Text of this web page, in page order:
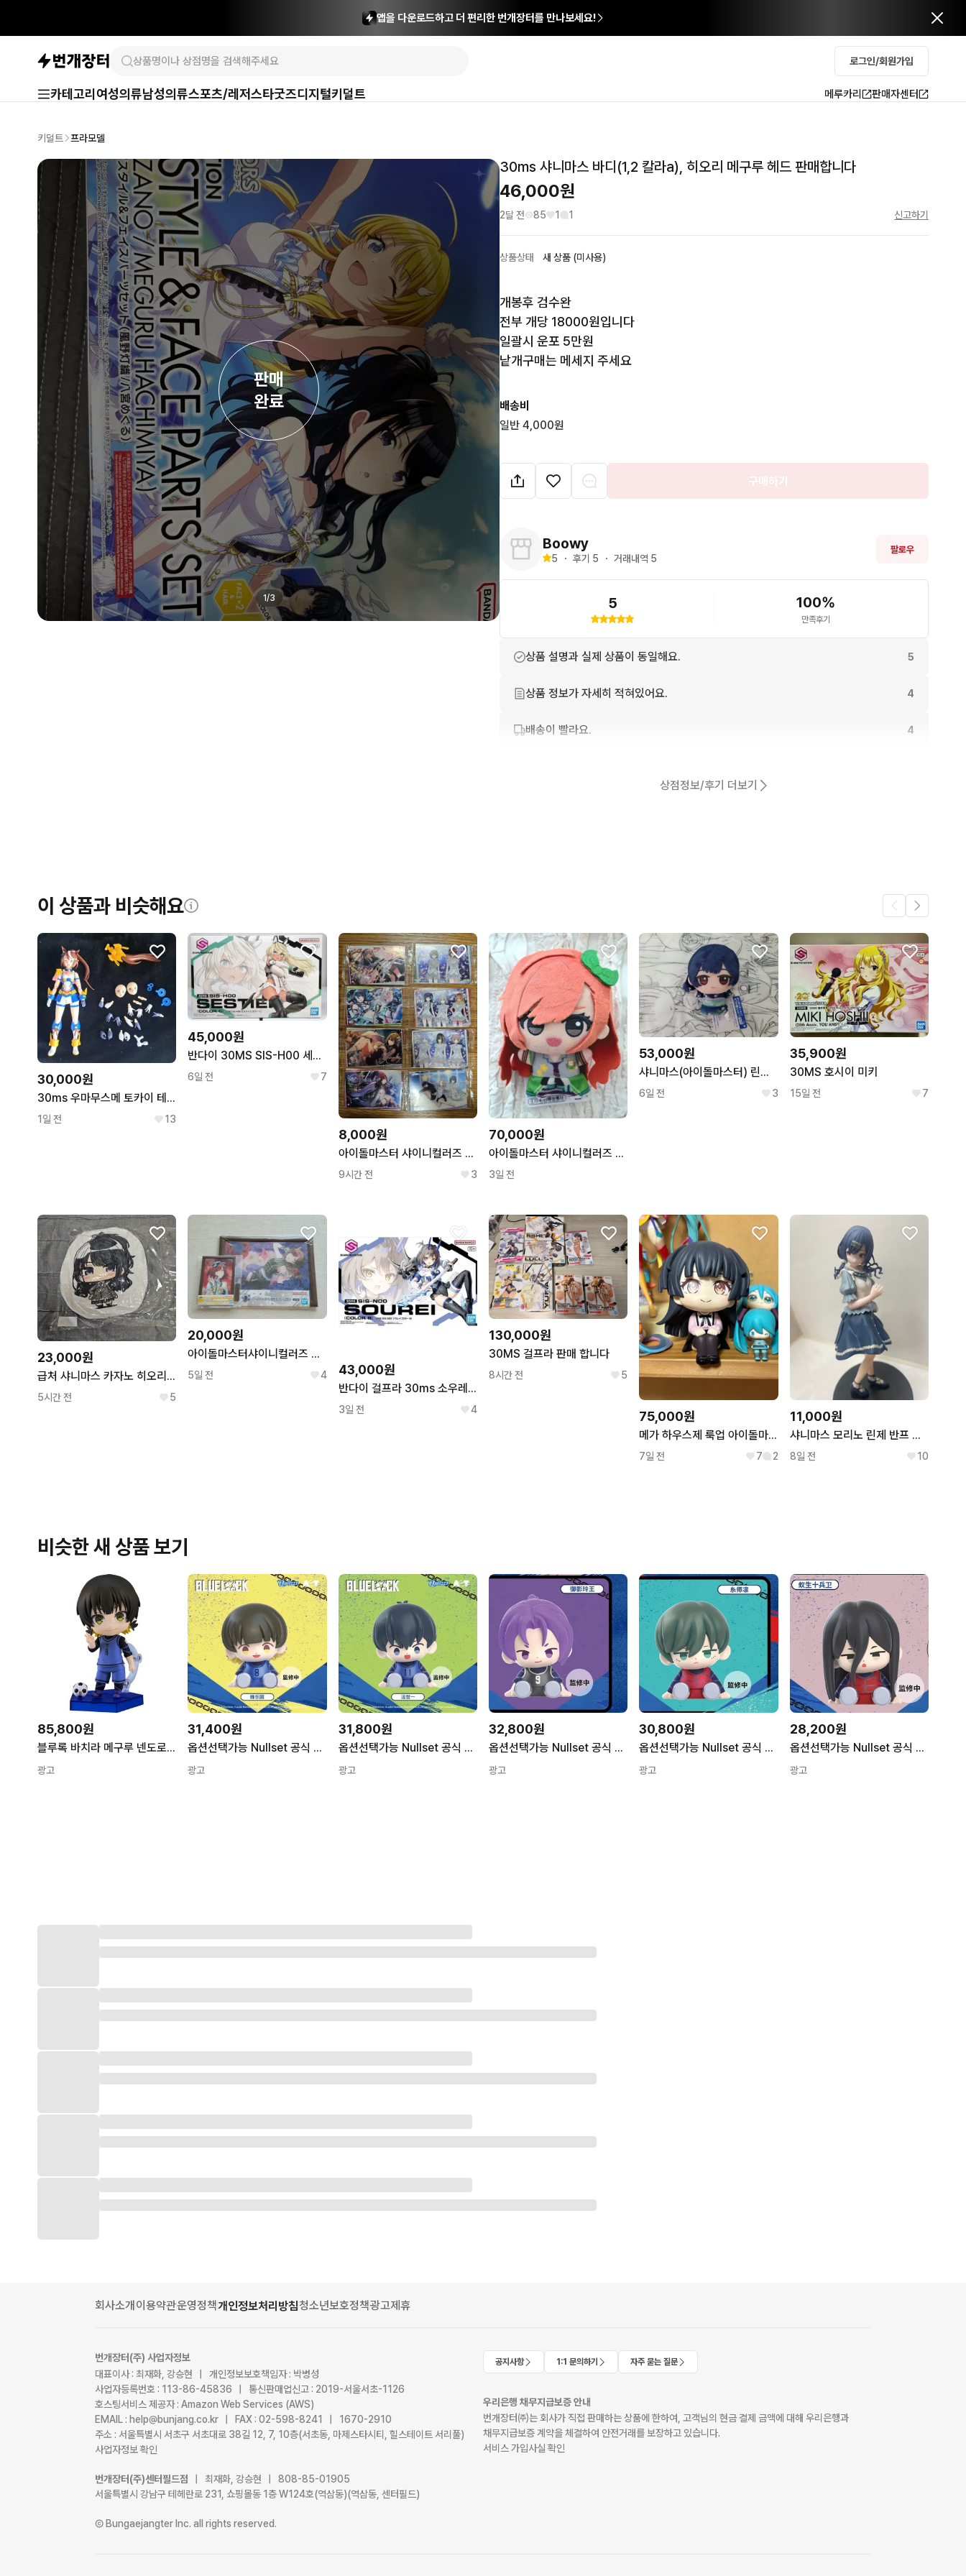
앱을 다운로드하고 더 편리한 번개장터를 만나보세요!
로그인/회원가입
카테고리 여성의류남성의류스포츠/레저스타굿즈디지털키덜트 메루카리 판매자센터
키덜트 프라모델
판매
완료
1/3
30ms 샤니마스 바디(1,2 칼라a), 히오리 메구루 헤드 판매합니다
46,000원
2달 전 85 1 1 신고하기
상품상태 새 상품 (미사용)
개봉후 검수완
전부 개당 18000원입니다
일괄시 운포 5만원
낱개구매는 메세지 주세요
배송비
일반 4,000원
구매하기
Boowy
5 ・ 후기 5 ・ 거래내역 5
팔로우
5 100%
만족후기
상품 설명과 실제 상품이 동일해요. 5
상품 정보가 자세히 적혀있어요. 4
배송이 빨라요. 4
상점정보/후기 더보기
이 상품과 비슷해요
30,000원
30ms 우마무스메 토카이 테이오 프라모델 판매합니다
1일 전 13
45,000원
반다이 30MS SIS-H00 세스티에 [컬러C] 30분미션 걸프라
6일 전 7
8,000원
아이돌마스터 샤이니컬러즈 샤니마스 웨하스 카드
9시간 전 3
70,000원
아이돌마스터 샤이니컬러즈 샤니마스 아리스가와 나츠하 치비구루미
3일 전
53,000원
샤니마스(아이돌마스터) 린제 치비 누이구루미
6일 전 3
35,900원
30MS 호시이 미키
15일 전 7
23,000원
급처 샤니마스 카자노 히오리 쿠션 미개봉 처분
5시간 전 5
20,000원
아이돌마스터샤이니컬러즈 샤니마스 쿠지 프레임스탠드 히구치 마도카
5일 전 4 43,000원
반다이 걸프라 30ms 소우레이
3일 전 4
130,000원
30MS 걸프라 판매 합니다
8시간 전 5
75,000원
메가 하우스제 룩업 아이돌마스터 샤이니 컬러즈 샤니마스 후유코
7일 전 7 2
11,000원
샤니마스 모리노 린제 반프 피규어 팝니다 아이돌마스터 샤이니컬러즈
8일 전 10
비슷한 새 상품 보기
85,800원
블루록 바치라 메구루 넨도로이드 피규어 1개
광고
31,400원
옵션선택가능 Nullset 공식 정품 블루 록 블루록 nullset 피규어 이사기 나기 치기리 메구루 바치라 이토시린 가챠 미니어쳐 레오 옵션4 1개
광고
31,800원
옵션선택가능 Nullset 공식 정품 블루 록 블루록 nullset 피규어 이사기 나기 치기리 메구루 바치라 이토시린 가챠 미니어쳐 레오 옵션2 1개
광고
32,800원
옵션선택가능 Nullset 공식 정품 블루 록 블루록 nullset 피규어 이사기 나기 치기리 메구루 바치라 이토시린 가챠 미니어쳐 레오 옵션1 1개
광고
30,800원
옵션선택가능 Nullset 공식 정품 블루 록 블루록 nullset 피규어 이사기 나기 치기리 메구루 바치라 이토시린 가챠 미니어쳐 레오 옵션7 1개
광고
28,200원
옵션선택가능 Nullset 공식 정품 블루 록 블루록 nullset 피규어 이사기 나기 치기리 메구루 바치라 이토시린 가챠 미니어쳐 레오 옵션6 1개
광고
회사소개이용약관운영정책개인정보처리방침청소년보호정책광고제휴
번개장터(주) 사업자정보
대표이사 : 최재화, 강승현 | 개인정보보호책임자 : 박병성
사업자등록번호 : 113-86-45836 | 통신판매업신고 : 2019-서울서초-1126
호스팅서비스 제공자 : Amazon Web Services (AWS)
EMAIL : help@bunjang.co.kr | FAX : 02-598-8241 | 1670-2910
주소 : 서울특별시 서초구 서초대로 38길 12, 7, 10층(서초동, 마제스타시티, 힐스테이트 서리풀)
사업자정보 확인
번개장터(주)센터필드점
| 최재화, 강승현 | 808-85-01905
서울특별시 강남구 테헤란로 231, 쇼핑몰동 1층 W124호(역삼동)(역삼동, 센터필드)
Ⓒ Bungaejangter Inc. all rights reserved.
공지사항 1:1 문의하기 자주 묻는 질문
우리은행 채무지급보증 안내
번개장터㈜는 회사가 직접 판매하는 상품에 한하여, 고객님의 현금 결제 금액에 대해 우리은행과
채무지급보증 계약을 체결하여 안전거래를 보장하고 있습니다.
서비스 가입사실 확인